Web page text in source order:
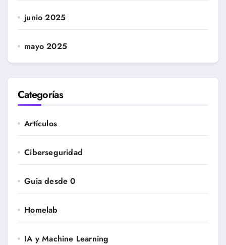
junio 2025
mayo 2025
Categorías
Artículos
Ciberseguridad
Guia desde 0
Homelab
IA y Machine Learning